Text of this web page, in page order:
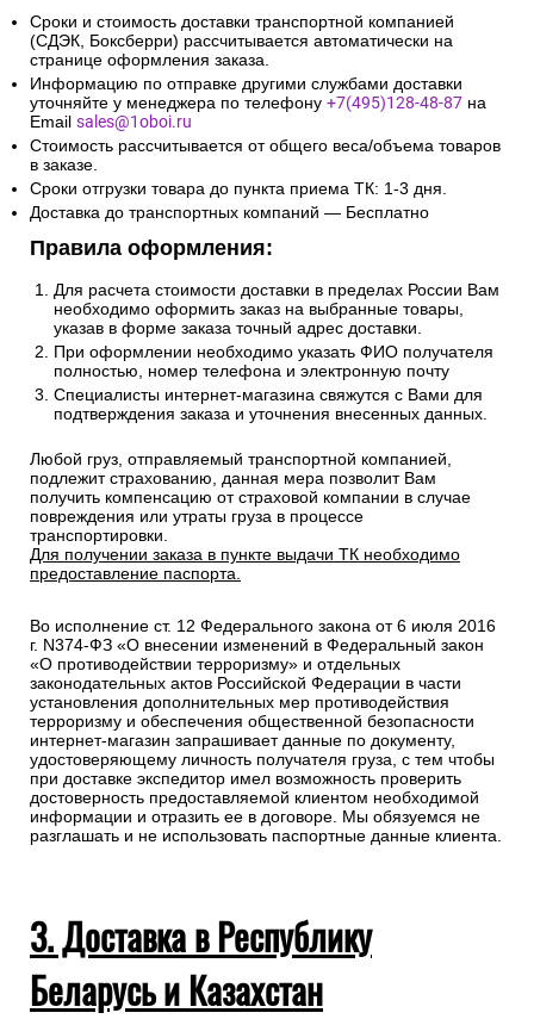
Сроки и стоимость доставки транспортной компанией
(СДЭК, Боксберри) рассчитывается автоматически на
странице оформления заказа.
Информацию по отправке другими службами доставки
уточняйте у менеджера по телефону +7(495)128-48-87 на
Email sales@1oboi.ru
Стоимость рассчитывается от общего веса/объема товаров
в заказе.
Сроки отгрузки товара до пункта приема ТК: 1-3 дня.
Доставка до транспортных компаний — Бесплатно
Правила оформления:
Для расчета стоимости доставки в пределах России Вам
необходимо оформить заказ на выбранные товары,
указав в форме заказа точный адрес доставки.
При оформлении необходимо указать ФИО получателя
полностью, номер телефона и электронную почту
Специалисты интернет-магазина свяжутся с Вами для
подтверждения заказа и уточнения внесенных данных.
Любой груз, отправляемый транспортной компанией,
подлежит страхованию, данная мера позволит Вам
получить компенсацию от страховой компании в случае
повреждения или утраты груза в процессе
транспортировки.
Для получении заказа в пункте выдачи ТК необходимо
предоставление паспорта.
Во исполнение ст. 12 Федерального закона от 6 июля 2016
г. N374-ФЗ «О внесении изменений в Федеральный закон
«О противодействии терроризму» и отдельных
законодательных актов Российской Федерации в части
установления дополнительных мер противодействия
терроризму и обеспечения общественной безопасности
интернет-магазин запрашивает данные по документу,
удостоверяющему личность получателя груза, с тем чтобы
при доставке экспедитор имел возможность проверить
достоверность предоставляемой клиентом необходимой
информации и отразить ее в договоре. Мы обязуемся не
разглашать и не использовать паспортные данные клиента.
3. Доставка в Республику
Беларусь и Казахстан